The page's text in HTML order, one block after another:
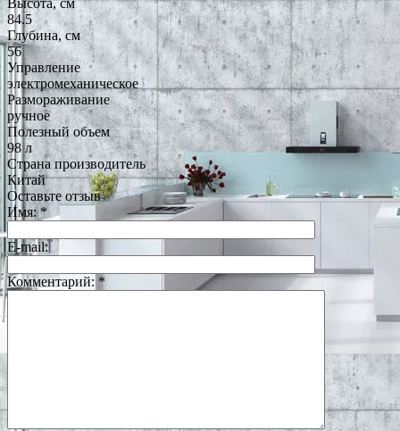
84.5
Глубина, см
56
Управление
электромеханическое
Размораживание
ручное
Полезный объем
98 л
Страна производитель
Китай
Оставьте отзыв
Имя:*
E-mail:
Комментарий: *